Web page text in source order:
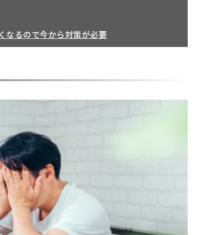
なるので今から対策が必要